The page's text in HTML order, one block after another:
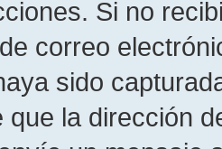
Si no
correo
sido
que la dirección